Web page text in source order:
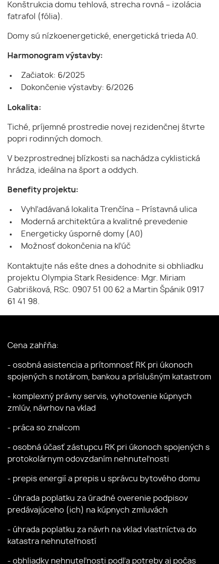
Konštrukcia domu tehlová, strecha rovná – izolácia
fatrafol (fólia).
Domy sú nízkoenergetické, energetická trieda A0.
Harmonogram výstavby:
Začiatok: 6/2025
Dokončenie výstavby: 6/2026
Lokalita:
Tiché, príjemné prostredie novej rezidenčnej štvrte
popri rodinných domoch.
V bezprostrednej blízkosti sa nachádza cyklistická
hrádza, ideálna na šport a oddych.
Benefity projektu:
Vyhľadávaná lokalita Trenčína – Prístavná ulica
Moderná architektúra a kvalitné prevedenie
Energeticky úsporné domy (A0)
Možnosť dokončenia na kľúč
Kontaktujte nás ešte dnes a dohodnite si obhliadku
projektu Olympia Stark Residence: Mgr. Miriam
Gabrišková, RSc. 0907 51 00 62 a Martin Špánik 0917
61 41 98.
Cena zahŕňa:
- osobná asistencia a prítomnosť RK pri úkonoch
spojených s notárom, bankou a príslušným katastrom
- komplexný právny servis, vyhotovenie kúpnych
zmlúv, návrhov na vklad
- práca so znalcom
- osobná účasť zástupcu RK pri úkonoch spojených s
protokolárnym odovzdaním nehnuteľnosti
- prepis energií a prepis u správcu bytového domu
- úhrada poplatku za úradné overenie podpisov
predávajúceho (ich) na kúpnych zmluvách
- úhrada poplatku za návrh na vklad vlastníctva do
katastra nehnuteľností
- obhliadky nehnuteľnosti podľa potreby aj počas